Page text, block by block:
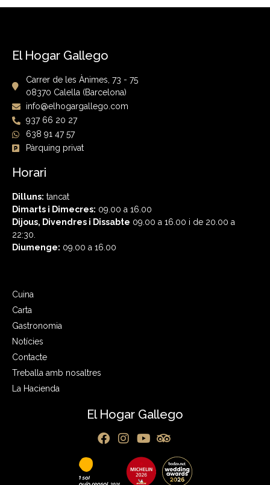
El Hogar Gallego
Carrer de les Ànimes, 73 - 75
08370 Calella (Barcelona)
info@elhogargallego.com
937 66 20 27
638 91 47 57
Pàrquing privat
Horari
Dilluns: tancat
Dimarts i Dimecres: 09.00 a 16.00
Dijous, Divendres i Dissabte 09.00 a 16.00 i de 20.00 a
22:30.
Diumenge: 09.00 a 16.00
Cuina
Carta
Gastronomia
Notícies
Contacte
Treballa amb nosaltres
La Hacienda
El Hogar Gallego